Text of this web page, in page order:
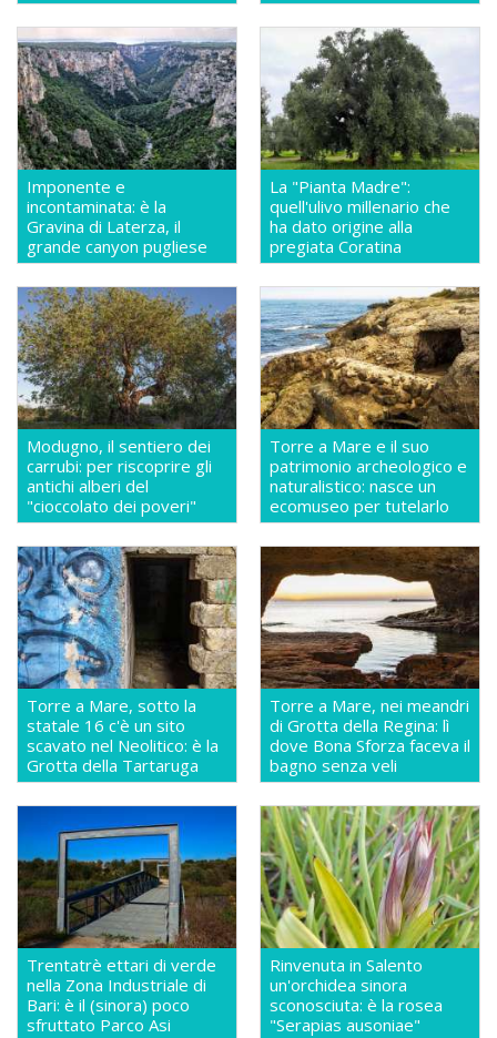
Imponente e
incontaminata: è la
Gravina di Laterza, il
grande canyon pugliese
La "Pianta Madre":
quell'ulivo millenario che
ha dato origine alla
pregiata Coratina
Modugno, il sentiero dei
carrubi: per riscoprire gli
antichi alberi del
"cioccolato dei poveri"
Torre a Mare e il suo
patrimonio archeologico e
naturalistico: nasce un
ecomuseo per tutelarlo
Torre a Mare, sotto la
statale 16 c'è un sito
scavato nel Neolitico: è la
Grotta della Tartaruga
Torre a Mare, nei meandri
di Grotta della Regina: lì
dove Bona Sforza faceva il
bagno senza veli
Trentatrè ettari di verde
nella Zona Industriale di
Bari: è il (sinora) poco
sfruttato Parco Asi
Rinvenuta in Salento
un'orchidea sinora
sconosciuta: è la rosea
"Serapias ausoniae"